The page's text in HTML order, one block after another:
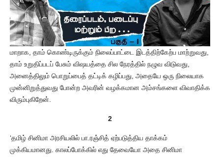
மாறாக, தாம் கொண்டிருக்கும் நிலைப்பாட்டை இடத்திற்கேற்ப மாற்றுவது,
தாம் உறுதிப்படப் பேசும் விஷயத்தை சில நேரத்தில் நழுவ விடுவது,
அனைத்திலும் பொறுப்பைத் தட்டிக் கழிப்பது, அதையே ஒரு நிலையாக
முன்னிறுத்துவது போன்ற அவரின் வழக்கமான அம்சங்களை விவாதிக்க
விரும்புகிறேன்.
2
‘தமிழ் சினிமா அரசியலில் பா.ரஞ்சித் ஏற்படுத்திய தாக்கம்
முக்கியமானது. காலப்போக்கில் எது தேவையோ அதை சினிமா